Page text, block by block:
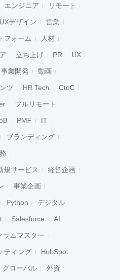
エンジニア リモート
UXデザイン 営業
フォーム 人材
立ち上げ PR UX
事業開発 動画
ツ HR Tech CtoC
フルリモート
PMF IT
ブランディング
規サービス 経営企画
事業企画
Python デジタル
Salesforce AI
ラムマスター
ティング HubSpot
グローバル 外資